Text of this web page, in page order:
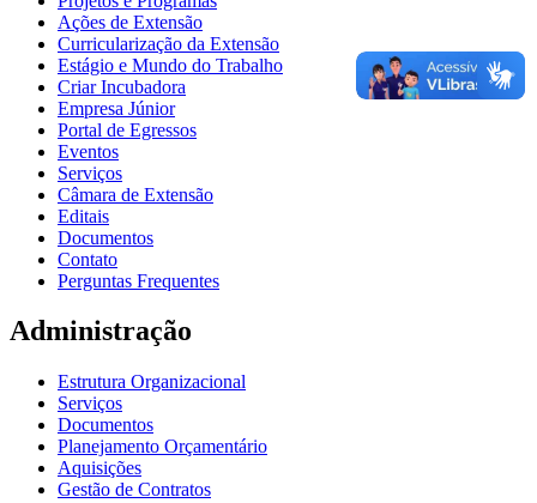
Ações de Extensão
Curricularização da Extensão
Estágio e Mundo do Trabalho
Criar Incubadora
Empresa Júnior
Portal de Egressos
Eventos
Serviços
Câmara de Extensão
Editais
Documentos
Contato
Perguntas Frequentes
Administração
Estrutura Organizacional
Serviços
Documentos
Planejamento Orçamentário
Aquisições
Gestão de Contratos